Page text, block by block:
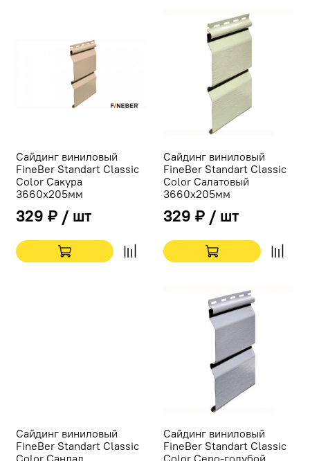
Сайдинг виниловый
FineBer Standart Classic
Color Сакура
3660х205мм
329 ₽ / шт
Сайдинг виниловый
FineBer Standart Classic
Color Салатовый
3660х205мм
329 ₽ / шт
Сайдинг виниловый
FineBer Standart Classic
Сайдинг виниловый
FineBer Standart Classic